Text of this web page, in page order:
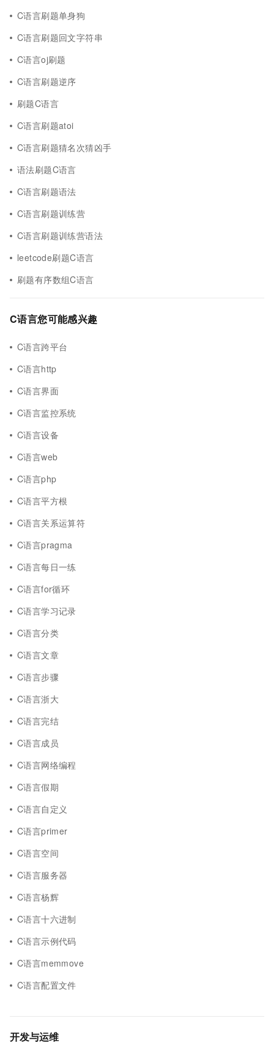
C语言刷题单身狗
C语言刷题回文字符串
C语言oj刷题
C语言刷题逆序
刷题C语言
C语言刷题atoi
C语言刷题猜名次猜凶手
语法刷题C语言
C语言刷题语法
C语言刷题训练营
C语言刷题训练营语法
leetcode刷题C语言
刷题有序数组C语言
C语言您可能感兴趣
C语言跨平台
C语言http
C语言界面
C语言监控系统
C语言设备
C语言web
C语言php
C语言平方根
C语言关系运算符
C语言pragma
C语言每日一练
C语言for循环
C语言学习记录
C语言分类
C语言文章
C语言步骤
C语言浙大
C语言完结
C语言成员
C语言网络编程
C语言假期
C语言自定义
C语言primer
C语言空间
C语言服务器
C语言杨辉
C语言十六进制
C语言示例代码
C语言memmove
C语言配置文件
开发与运维